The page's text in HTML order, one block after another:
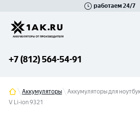
работаем 24/7
+7 (812) 564-54-91
Аккумуляторы
Аккумуляторы для
V Li-ion 9321
Гатчина